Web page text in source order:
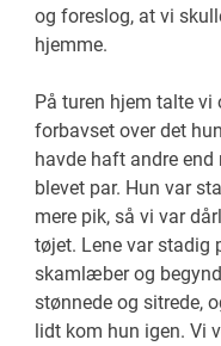
og foreslog, at vi
hjemme.
På turen hjem talte vi
forbavset over det
havde haft andre
blevet par. Hun var
mere pik, så vi var
tøjet. Lene var stadig
skamlæber og
stønnede og sitrede,
lidt kom hun igen. Vi